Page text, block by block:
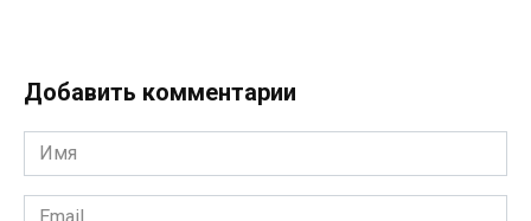
Добавить комментарии
Имя
*
Email